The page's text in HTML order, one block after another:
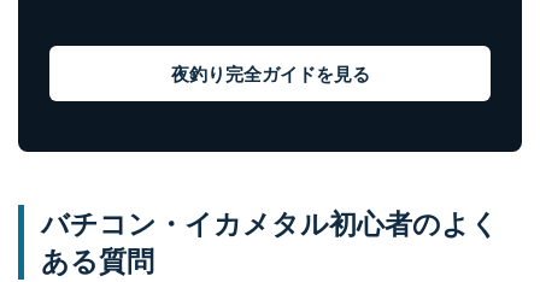
夜釣り完全ガイドを見る
バチコン・イカメタル初心者のよく
ある質問